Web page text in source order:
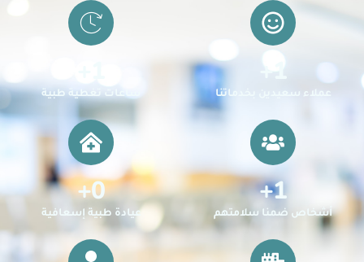
عملاء سعيدين بخدماتنا
1
+
ساعات تغطية طبية
أشخاص ضمنا سلامتهم
1
+
عيادة طبية إسعافية
0
+